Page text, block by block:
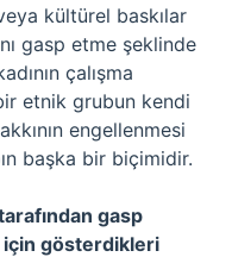
kültürel baskılar
gasp etme şeklinde
çalışma
etnik grubun kendi
engellenmesi
başka bir biçimidir.
gasp
için gösterdikleri